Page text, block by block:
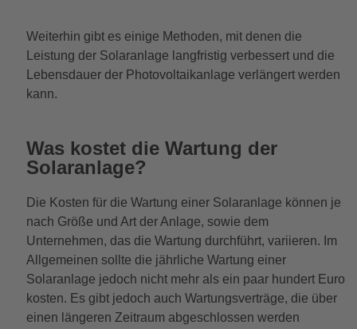
Weiterhin gibt es einige Methoden, mit denen die
Leistung der Solaranlage langfristig verbessert und die
Lebensdauer der Photovoltaikanlage verlängert werden
kann.
Was kostet die Wartung der
Solaranlage?
Die Kosten für die Wartung einer Solaranlage können je
nach Größe und Art der Anlage, sowie dem
Unternehmen, das die Wartung durchführt, variieren. Im
Allgemeinen sollte die jährliche Wartung einer
Solaranlage jedoch nicht mehr als ein paar hundert Euro
kosten. Es gibt jedoch auch Wartungsverträge, die über
einen längeren Zeitraum abgeschlossen werden